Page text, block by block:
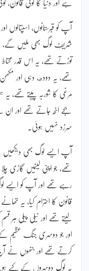
ہے اور دنیا کا کوئی قانون،
آپ کو قبرستانوں، اسپتالوں
شریف لوگ بھی ملیں گے، یہ
توڑتے تھے، یہ اس قدر
تھے، یہ دودھ، دہی اور
مرغی کا شوربہ پیتے تھے،
بجے اٹھ جاتے تھے اور ان
سرزد نہیں ہوئی۔
آپ ایسے لوگ بھی دیکھیں
تھے، جو اپنی لینمیں گاڑی
رہے تھے اور آپ کو ایسے
قانون کا احترام کیا، یہ
لیتے تھے اور نیلی پیلی ہر
اور جو دوسری جنگ عظیم کے
کرتے تھے اور جنھوں نے آج
یہ لوگ دوسروں کے کیے